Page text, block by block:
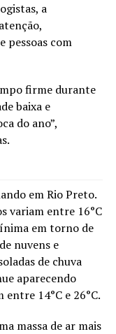
a
pessoas com
firme durante
baixa e
do ano”,
em Rio Preto.
variam entre 16°C
em torno de
nuvens e
de chuva
aparecendo
14°C e 26°C.
massa de ar mais